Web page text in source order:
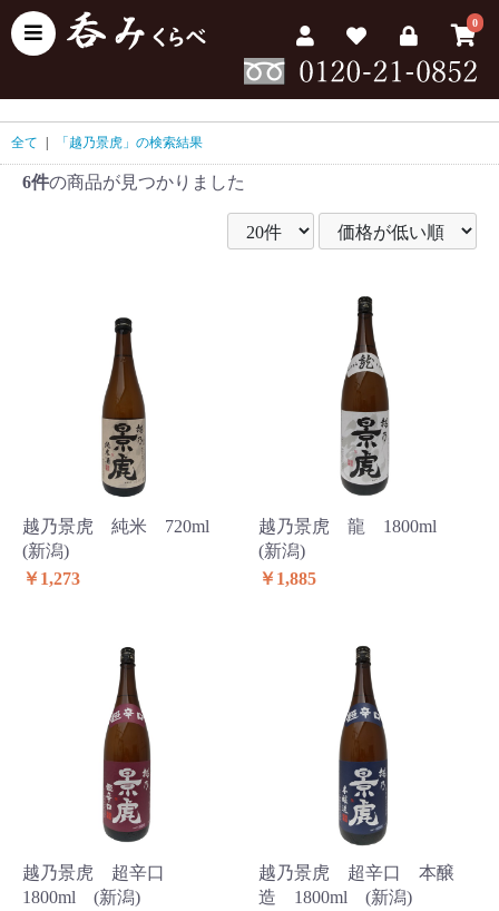
0
全て 「越乃景虎」の検索結果
6件の商品が見つかりました
越乃景虎 純米 720ml
(新潟)
￥1,273
越乃景虎 龍 1800ml
(新潟)
￥1,885
越乃景虎 超辛口
1800ml (新潟)
越乃景虎 超辛口 本醸
造 1800ml (新潟)